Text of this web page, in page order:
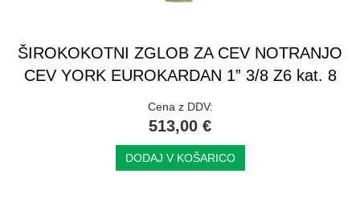
ŠIROKOKOTNI ZGLOB ZA CEV NOTRANJO
CEV YORK EUROKARDAN 1” 3/8 Z6 kat. 8
Cena z DDV:
513,00 €
DODAJ V KOŠARICO